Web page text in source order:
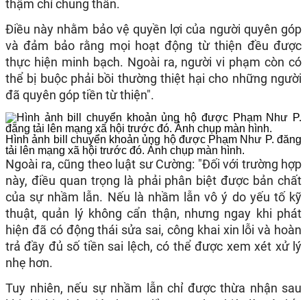
thậm chí chung thân.
Điều này nhằm bảo vệ quyền lợi của người quyên góp
và đảm bảo rằng mọi hoạt động từ thiện đều được
thực hiện minh bạch. Ngoài ra, người vi phạm còn có
thể bị buộc phải bồi thường thiệt hại cho những người
đã quyên góp tiền từ thiện".
Hình ảnh bill chuyển khoản ủng hộ được Phạm Như P. đăng
tải lên mạng xã hội trước đó. Ảnh chụp màn hình.
Ngoài ra, cũng theo luật sư Cường: "Đối với trường hợp
này, điều quan trọng là phải phân biệt được bản chất
của sự nhầm lẫn. Nếu là nhầm lẫn vô ý do yếu tố kỹ
thuật, quản lý không cẩn thận, nhưng ngay khi phát
hiện đã có động thái sửa sai, công khai xin lỗi và hoàn
trả đầy đủ số tiền sai lệch, có thể được xem xét xử lý
nhẹ hơn.
Tuy nhiên, nếu sự nhầm lẫn chỉ được thừa nhận sau